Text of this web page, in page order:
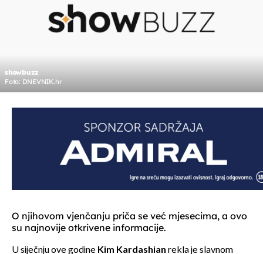
showbuzz
Foto: DNEVNIK.hr
O njihovom vjenčanju priča se već mjesecima, a ovo
su najnovije otkrivene informacije.
U siječnju ove godine Kim Kardashian rekla je slavnom